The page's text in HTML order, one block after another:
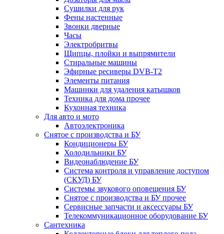
Сушилки для рук
Фены настенные
Звонки дверные
Часы
Электробритвы
Щипцы, плойки и выпрямители
Стиральные машины
Эфирные ресиверы DVB-T2
Элементы питания
Машинки для удаления катышков
Техника для дома прочее
Кухонная техника
Для авто и мото
Автоэлектроника
Снятое с производства и БУ
Кондиционеры БУ
Холодильники БУ
Видеонаблюдение БУ
Система контроля и управление доступом
(СКУД) БУ
Системы звукового оповещения БУ
Снятое с производства и БУ прочее
Сервисные запчасти и аксессуары БУ
Телекоммуникационное оборудование БУ
Сантехника